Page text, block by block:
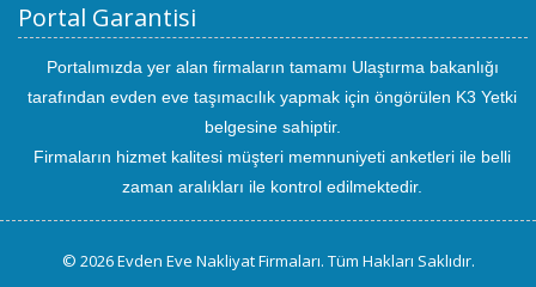
Portal Garantisi
Portalımızda yer alan firmaların tamamı Ulaştırma bakanlığı
tarafından evden eve taşımacılık yapmak için öngörülen K3 Yetki
belgesine sahiptir.
Firmaların hizmet kalitesi müşteri memnuniyeti anketleri ile belli
zaman aralıkları ile kontrol edilmektedir.
© 2026 Evden Eve Nakliyat Firmaları. Tüm Hakları Saklıdır.